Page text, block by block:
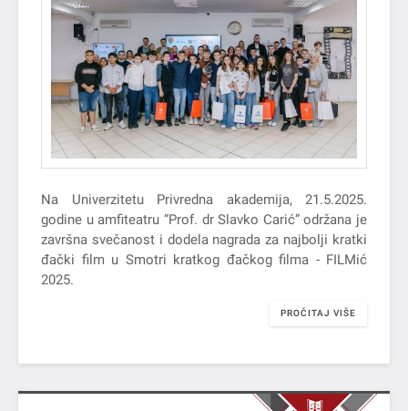
Na Univerzitetu Privredna akademija, 21.5.2025.
godine u amfiteatru “Prof. dr Slavko Carić” održana je
završna svečanost i dodela nagrada za najbolji kratki
đački film u Smotri kratkog đačkog filma - FILMić
2025.
PROČITAJ VIŠE